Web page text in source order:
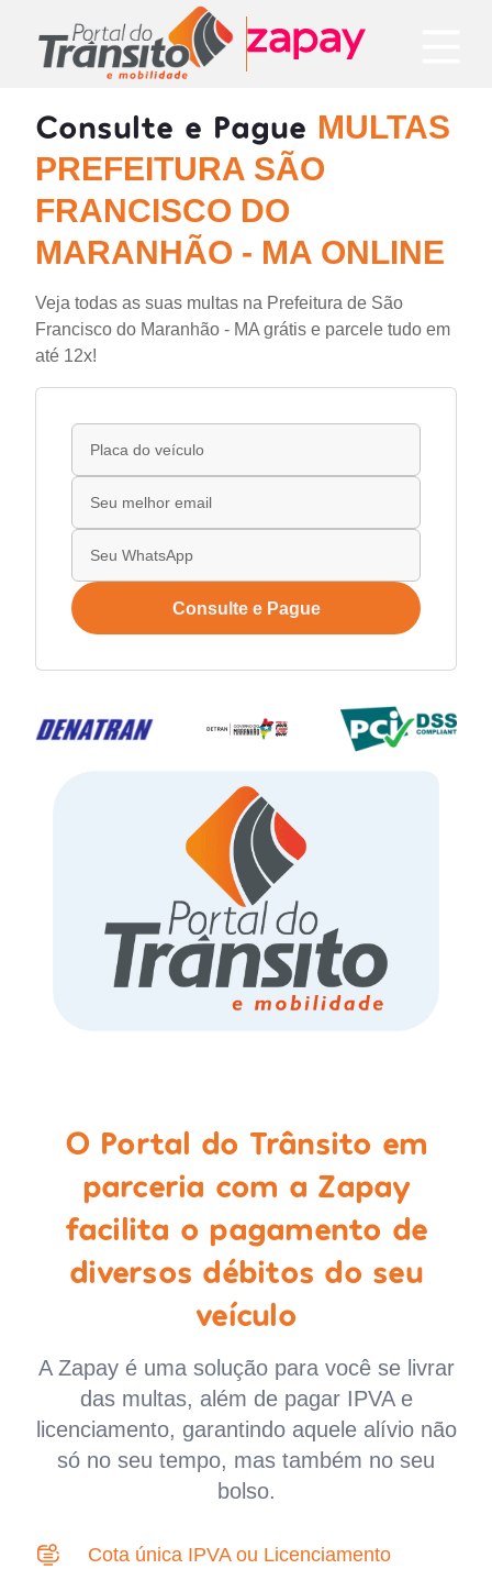
Consulte e Pague MULTAS
PREFEITURA SÃO
FRANCISCO DO
MARANHÃO - MA ONLINE
Veja todas as suas multas na Prefeitura de São
Francisco do Maranhão - MA grátis e parcele tudo em
até 12x!
Consulte e Pague
O Portal do Trânsito em
parceria com a Zapay
facilita o pagamento de
diversos débitos do seu
veículo
A Zapay é uma solução para você se livrar
das multas, além de pagar IPVA e
licenciamento, garantindo aquele alívio não
só no seu tempo, mas também no seu
bolso.
Cota única IPVA ou Licenciamento